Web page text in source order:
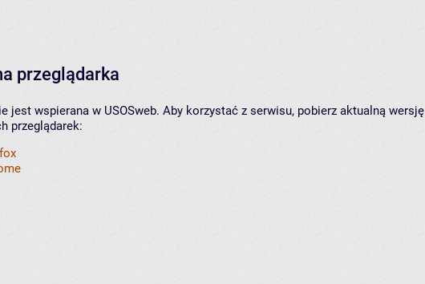
przeglądarka
jest wspierana w USOSweb. Aby korzystać z serwisu, pobierz aktualną wersję
przeglądarek: